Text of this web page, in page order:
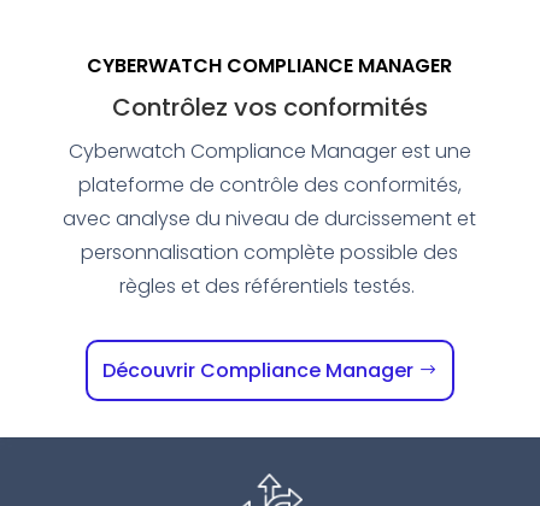
CYBERWATCH COMPLIANCE MANAGER
Contrôlez vos conformités
Cyberwatch Compliance Manager est une
plateforme de contrôle des conformités,
avec analyse du niveau de durcissement et
personnalisation complète possible des
règles et des référentiels testés.
Découvrir Compliance Manager